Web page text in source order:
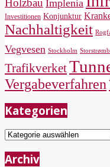
Implenia
Investitionen Konjunktur
Nachhaltigkeit
Vegvesen Stockholm
Trafikverket
Vergabeverfahren
Kategorien
Kategorien
Archiv